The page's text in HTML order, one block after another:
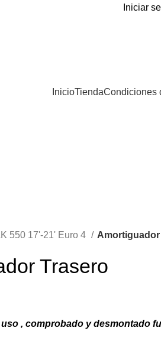
Iniciar
InicioTiendaCondiciones
550 17'-21' Euro 4 Amortiguador
Trasero
, comprobado y desmontado